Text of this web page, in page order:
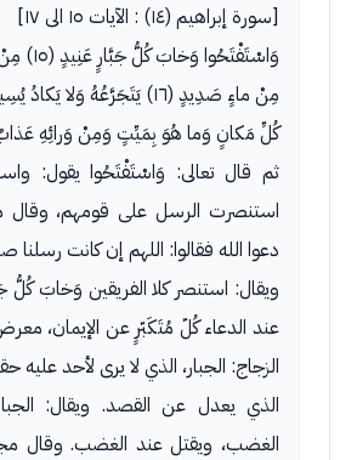
[سورة إبراهيم (١٤) : الآيات ١٥ الى ١٧]
مِنْ ماءٍ صَدِيدٍ (١٦) يَتَجَرَّعُهُ
كُلِّ مَكانٍ وَما هُوَ بِمَيِّتٍ وَمِنْ وَرائِهِ عَذابٌ
ثم قال تعالى: وَاسْتَفْتَحُوا يقول:
استنصرت الرسل على قومهم، وقال
دعوا الله فقالوا: اللهم إن كانت رسلنا
ويقال: استنصر كلا الفريقين وَخابَ كُلُّ
عند الدعاء كُلّ مُتَكَبّرٍ عن الإيمان،
الزجاج: الجبار، الذي لا يرى لأحد عليه
الذي يعدل عن القصد. ويقال:
الغضب، ويقتل عند الغضب. وقال